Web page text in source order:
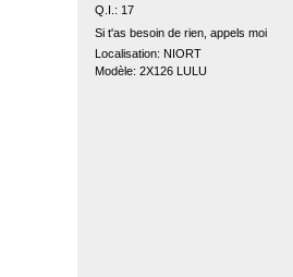
Q.I.: 17
Si t'as besoin de rien, appels moi
Localisation: NIORT
Modèle: 2X126 LULU